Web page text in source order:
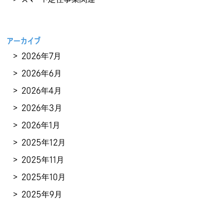
アーカイブ
2026年7月
2026年6月
2026年4月
2026年3月
2026年1月
2025年12月
2025年11月
2025年10月
2025年9月